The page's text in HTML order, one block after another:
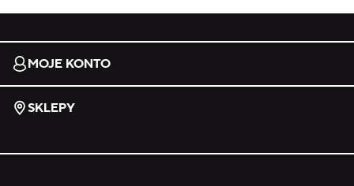
MOJE KONTO
SKLEPY